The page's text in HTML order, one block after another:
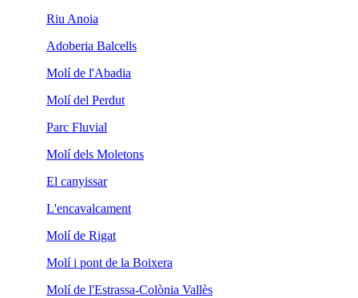
Riu Anoia
Adoberia Balcells
Molí de l'Abadia
Molí del Perdut
Parc Fluvial
Molí dels Moletons
El canyissar
L'encavalcament
Molí de Rigat
Molí i pont de la Boixera
Molí de l'Estrassa-Colònia Vallès